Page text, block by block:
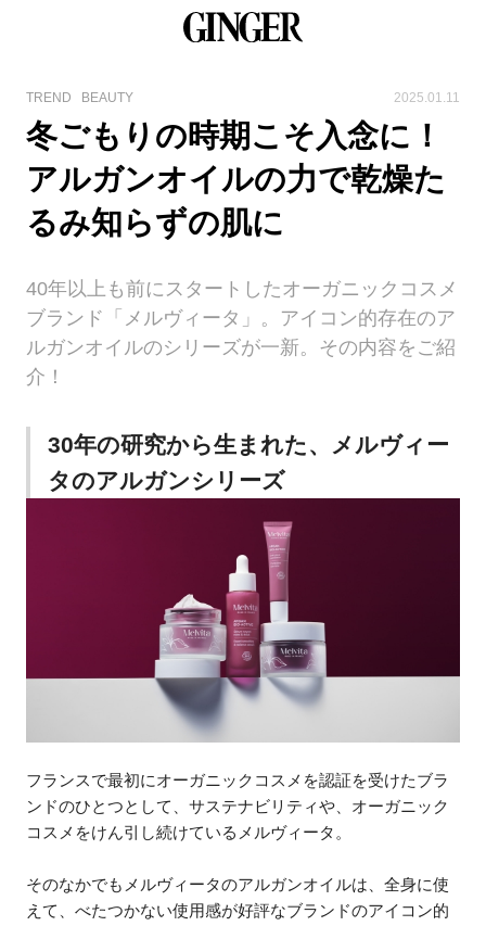
TREND BEAUTY 2025.01.11
冬ごもりの時期こそ入念に！
アルガンオイルの力で乾燥た
るみ知らずの肌に
40年以上も前にスタートしたオーガニックコスメ
ブランド「メルヴィータ」。アイコン的存在のア
ルガンオイルのシリーズが一新。その内容をご紹
介！
30年の研究から生まれた、メルヴィー
タのアルガンシリーズ
フランスで最初にオーガニックコスメを認証を受けたブラ
ンドのひとつとして、サステナビリティや、オーガニック
コスメをけん引し続けているメルヴィータ。
そのなかでもメルヴィータのアルガンオイルは、全身に使
えて、べたつかない使用感が好評なブランドのアイコン的